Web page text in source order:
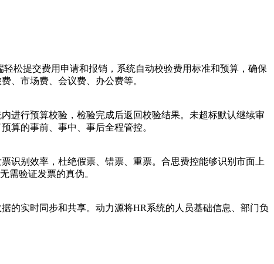
松提交费用申请和报销，系统自动校验费用标准和预算，确保
、市场费、会议费、办公费等。
进行预算校验，检验完成后返回校验结果。未超标默认继续审
算的事前、事中、事后全程管控。
识别效率，杜绝假票、错票、重票。合思费控能够识别市面上
需验证发票的真伪。
的实时同步和共享。动力源将HR系统的人员基础信息、部门负